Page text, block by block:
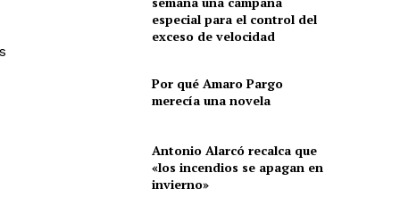
especial para el control del
exceso de velocidad
Por qué Amaro Pargo
merecía una novela
Antonio Alarcó recalca que
«los incendios se apagan en
invierno»